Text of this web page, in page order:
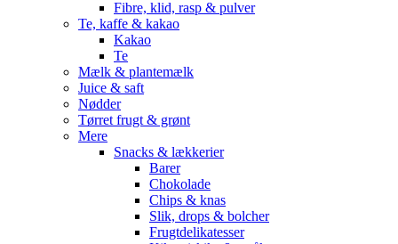
Fibre, klid, rasp & pulver
Te, kaffe & kakao
Kakao
Te
Mælk & plantemælk
Juice & saft
Nødder
Tørret frugt & grønt
Mere
Snacks & lækkerier
Barer
Chokolade
Chips & knas
Slik, drops & bolcher
Frugtdelikatesser